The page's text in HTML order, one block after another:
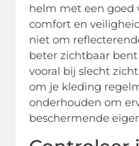
helm met een goed
comfort en
niet om
beter zichtbaar
vooral bij slecht
om je kleding
onderhouden om
beschermende